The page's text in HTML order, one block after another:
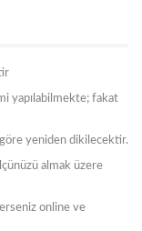
yapılabilmekte; fakat
yeniden dikilecektir.
almak üzere
online ve